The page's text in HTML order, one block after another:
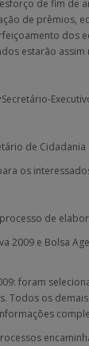
de fim de
de prêmios,
dos
estarão
Secretário-
de Cidadania
os
de
2009 e Bolsa
foram
Todos os